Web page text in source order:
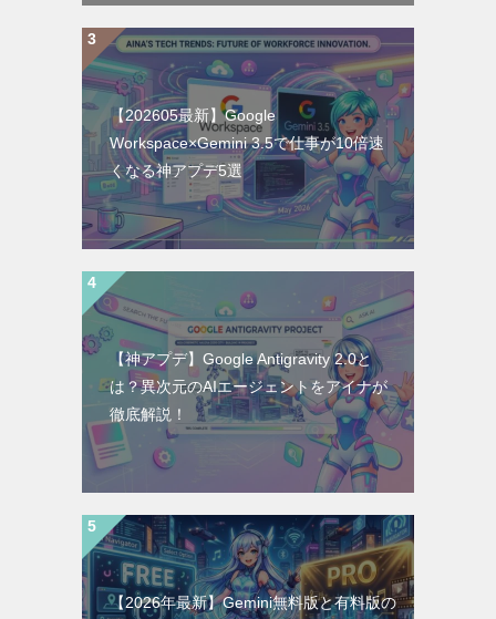
【202605最新】Google
Workspace×Gemini 3.5で仕事が10倍速
くなる神アプデ5選
【神アプデ】Google Antigravity 2.0と
は？異次元のAIエージェントをアイナが
徹底解説！
【2026年最新】Gemini無料版と有料版の